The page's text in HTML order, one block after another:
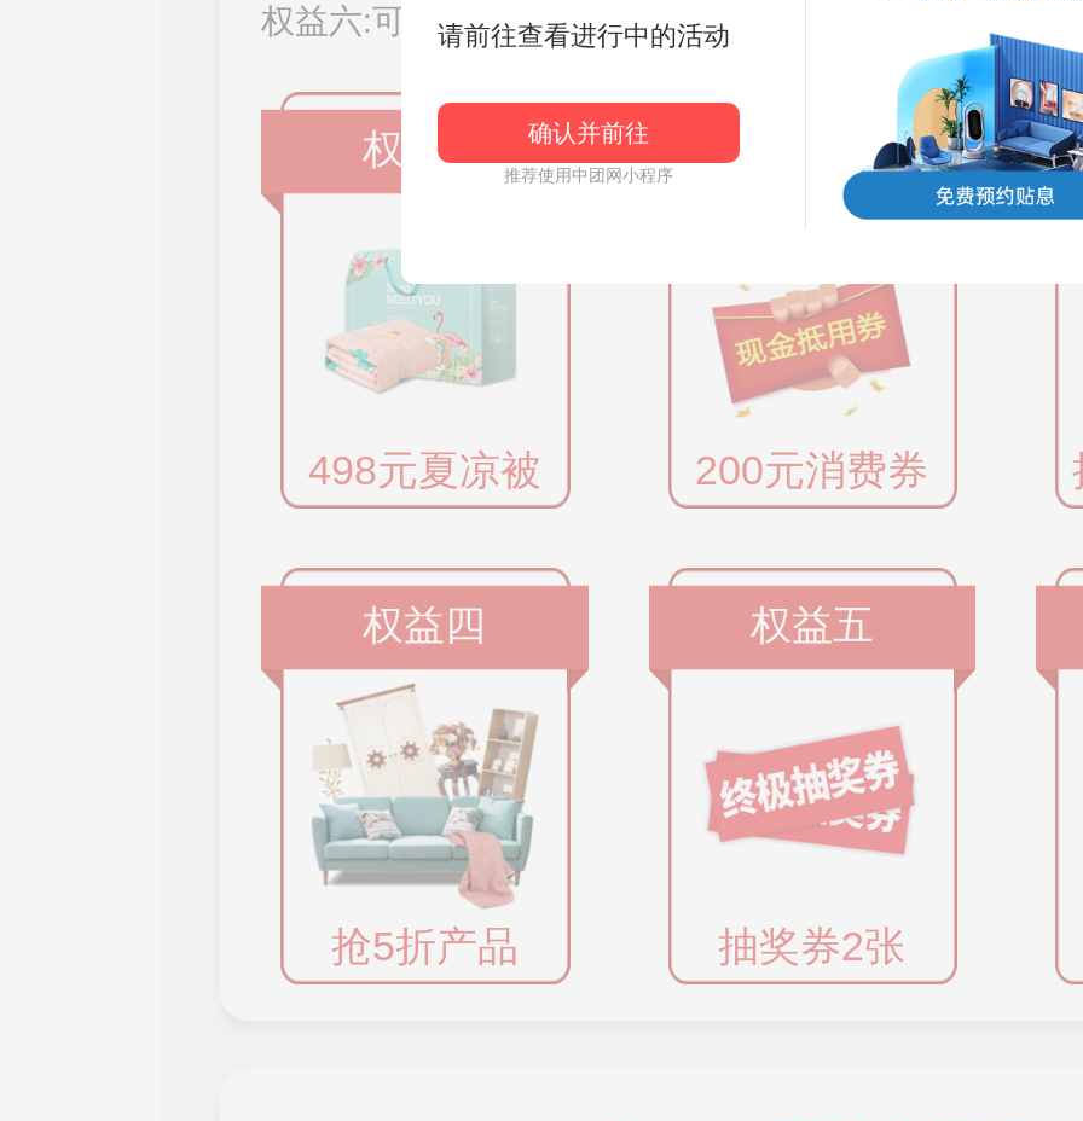
权益六:可享受全家8月24日自助餐狂欢夜活动
权益一
498元夏凉被
权益二
200元消费券
权益四
抢5折产品
权益五
抽奖券2张
请前往查看进行中的活动
确认并前往
推荐使用中团网小程序